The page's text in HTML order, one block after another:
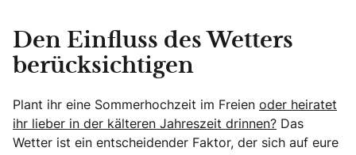
Den Einfluss des Wetters
berücksichtigen
Plant ihr eine Sommerhochzeit im Freien oder heiratet
ihr lieber in der kälteren Jahreszeit drinnen? Das
Wetter ist ein entscheidender Faktor, der sich auf eure